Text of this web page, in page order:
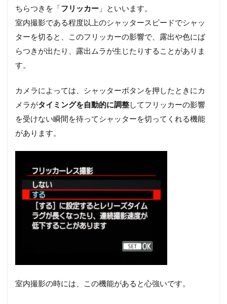
ちらつきを「フリッカー 」といいます。
室内撮影である程度以上のシャッタースピードでシャッ
ターを切ると、このフリッカーの影響で、露出や色にば
らつきが出たり、露出ムラが生じたりすることがありま
す。
カメラによっては、シャッターボタンを押したときにカ
メラがタイミングを自動的に調整してフリッカーの影響
を受けない瞬間を待ってシャッターを切ってくれる機能
があります。
室内撮影の時には、この機能があると心強いです。